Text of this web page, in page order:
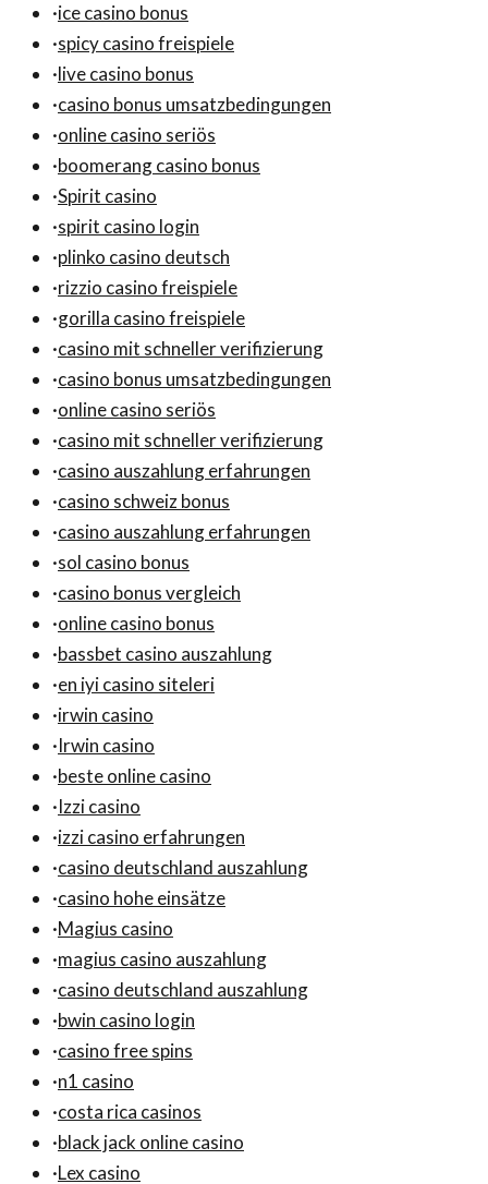
·ice casino bonus
·spicy casino freispiele
·live casino bonus
·casino bonus umsatzbedingungen
·online casino seriös
·boomerang casino bonus
·Spirit casino
·spirit casino login
·plinko casino deutsch
·rizzio casino freispiele
·gorilla casino freispiele
·casino mit schneller verifizierung
·casino bonus umsatzbedingungen
·online casino seriös
·casino mit schneller verifizierung
·casino auszahlung erfahrungen
·casino schweiz bonus
·casino auszahlung erfahrungen
·sol casino bonus
·casino bonus vergleich
·online casino bonus
·bassbet casino auszahlung
·en iyi casino siteleri
·irwin casino
·Irwin casino
·beste online casino
·Izzi casino
·izzi casino erfahrungen
·casino deutschland auszahlung
·casino hohe einsätze
·Magius casino
·magius casino auszahlung
·casino deutschland auszahlung
·bwin casino login
·casino free spins
·n1 casino
·costa rica casinos
·black jack online casino
·Lex casino